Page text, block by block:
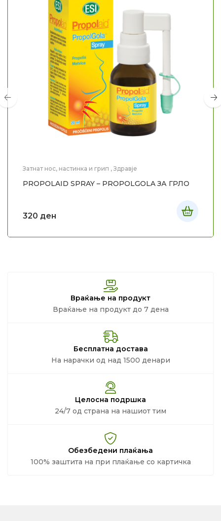
Затнат нос, настинка и грип , Здравје
PROPOLAID SPRAY – PROPOLGOLA ЗА ГРЛО
320 ден
Враќање на продукт
Враќање на продукт до 7 дена
Бесплатна достава
На нарачки од над 1500 денари
Целосна подршка
24/7 од страна на нашиот тим
Обезбедени плаќања
100% заштита на при плаќање со картичка